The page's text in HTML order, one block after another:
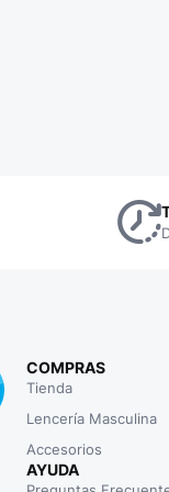
COMPRAS
Tienda
Lencería Masculina
Accesorios
AYUDA